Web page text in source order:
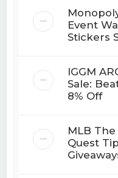
Event
Stickers
IGGM
Sale:
8% Off
MLB
Quest